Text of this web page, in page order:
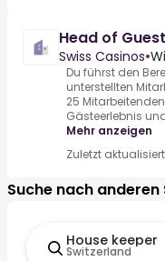
Head of
Swiss Casinos•
Du führst den
unterstellten
25
Gästeerlebnis
Mehr anzeigen
Zuletzt
Suche nach anderen
House keeper
Switzerland